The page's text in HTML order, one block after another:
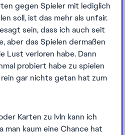
gegen Spieler mit lediglich
soll, ist das mehr als unfair.
sein, dass ich auch seit
aber das Spielen dermaßen
Lust verloren habe. Dann
probiert habe zu spielen
gar nichts getan hat zum
Karten zu lvln kann ich
kaum eine Chance hat